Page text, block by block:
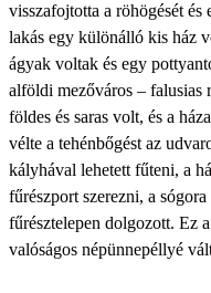
visszafojtotta a röhögését
lakás egy különálló kis ház
ágyak voltak és egy
alföldi mezőváros – falusias
földes és saras volt, és a
vélte a tehénbőgést az
kályhával lehetett fűteni, a
fűrészport szerezni, a
fűrésztelepen dolgozott. Ez
valóságos népünnepéllyé